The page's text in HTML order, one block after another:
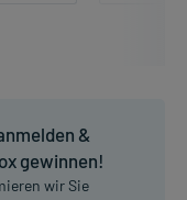
&
gewinnen!
wir Sie